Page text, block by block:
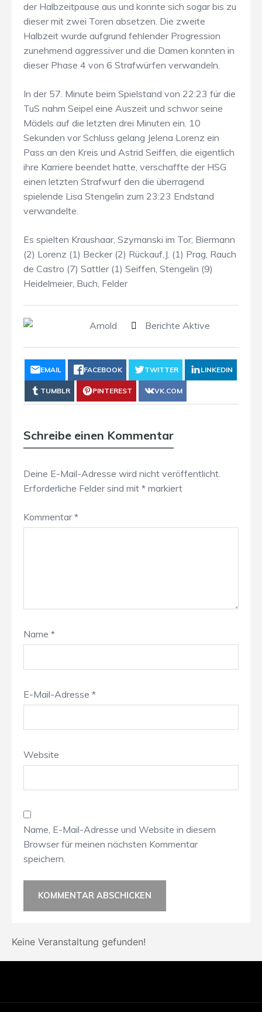
der Halbzeitpause aus und konnte sich sogar bis zu
dieser mit zwei Toren absetzen. Die zweite
Halbzeit wurde aufgrund fehlender Progression
zunehmend aggressiver und die Damen konnten in
dieser Phase 4 von 6 Strafwürfen verwandeln.
In der 57. Minute beim Spielstand von 22:23 für die
TuS nahm Seipel eine Auszeit und schwor seine
Mädels auf die letzten drei Minuten ein. 10
Sekunden vor Schluss gelang Jelena Lorenz ein
Pass an den Kreis und Astrid Seiffen, die eigentlich
ihre Karriere beendet hatte, verschaffte der HSG
einen letzten Strafwurf den die überragend
spielende Lisa Stengelin zum 23:23 Endstand
verwandelte.
Es spielten Kraushaar, Szymanski im Tor; Biermann
(2) Lorenz (1) Becker (2) Rückauf,J. (1) Prag, Rauch
de Castro (7) Sattler (1) Seiffen, Stengelin (9)
Heidelmeier, Buch, Felder
Arnold Berichte Aktive
EMAIL FACEBOOK TWITTER LINKEDIN
TUMBLR PINTEREST VK.COM
Schreibe einen Kommentar
Deine E-Mail-Adresse wird nicht veröffentlicht.
Erforderliche Felder sind mit * markiert
Kommentar*
Name *
E-Mail-Adresse *
Website
Name, E-Mail-Adresse und Website in diesem
Browser für meinen nächsten Kommentar
speichern.
Keine Veranstaltung gefunden!